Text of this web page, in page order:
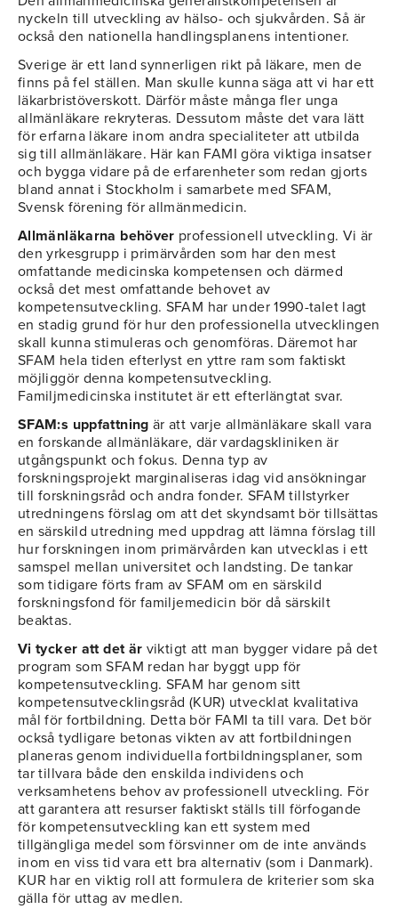
nyckeln till utveckling av hälso- och sjukvården. Så är
också den nationella handlingsplanens intentioner.
Sverige är ett land synnerligen rikt på läkare, men de
finns på fel ställen. Man skulle kunna säga att vi har ett
läkarbristöverskott. Därför måste många fler unga
allmänläkare rekryteras. Dessutom måste det vara lätt
för erfarna läkare inom andra specialiteter att utbilda
sig till allmänläkare. Här kan FAMI göra viktiga insatser
och bygga vidare på de erfarenheter som redan gjorts
bland annat i Stockholm i samarbete med SFAM,
Svensk förening för allmänmedicin.
Allmänläkarna behöver professionell utveckling. Vi är
den yrkesgrupp i primärvården som har den mest
omfattande medicinska kompetensen och därmed
också det mest omfattande behovet av
kompetensutveckling. SFAM har under 1990-talet lagt
en stadig grund för hur den professionella utvecklingen
skall kunna stimuleras och genomföras. Däremot har
SFAM hela tiden efterlyst en yttre ram som faktiskt
möjliggör denna kompetensutveckling.
Familjmedicinska institutet är ett efterlängtat svar.
SFAM:s uppfattning är att varje allmänläkare skall vara
en forskande allmänläkare, där vardagskliniken är
utgångspunkt och fokus. Denna typ av
forskningsprojekt marginaliseras idag vid ansökningar
till forskningsråd och andra fonder. SFAM tillstyrker
utredningens förslag om att det skyndsamt bör tillsättas
en särskild utredning med uppdrag att lämna förslag till
hur forskningen inom primärvården kan utvecklas i ett
samspel mellan universitet och landsting. De tankar
som tidigare förts fram av SFAM om en särskild
forskningsfond för familjemedicin bör då särskilt
beaktas.
Vi tycker att det är viktigt att man bygger vidare på det
program som SFAM redan har byggt upp för
kompetensutveckling. SFAM har genom sitt
kompetensutvecklingsråd (KUR) utvecklat kvalitativa
mål för fortbildning. Detta bör FAMI ta till vara. Det bör
också tydligare betonas vikten av att fortbildningen
planeras genom individuella fortbildningsplaner, som
tar tillvara både den enskilda individens och
verksamhetens behov av professionell utveckling. För
att garantera att resurser faktiskt ställs till förfogande
för kompetensutveckling kan ett system med
tillgängliga medel som försvinner om de inte används
inom en viss tid vara ett bra alternativ (som i Danmark).
KUR har en viktig roll att formulera de kriterier som ska
gälla för uttag av medlen.